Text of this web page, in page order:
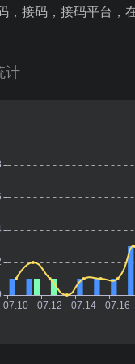
，接码，接码平台，
计